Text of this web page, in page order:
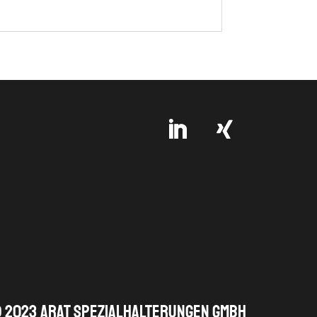
ARAT Spezialhalterungen GmbH